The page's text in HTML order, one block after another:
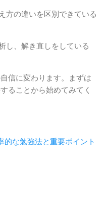
方の違いを区別できている
し、解き直しをしている
信に変わります。まずは
ることから始めてみてく
的な勉強法と重要ポイント